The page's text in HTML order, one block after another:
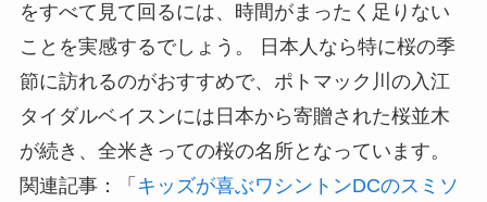
をすべて見て回るには、時間がまったく足りない
ことを実感するでしょう。 日本人なら特に桜の季
節に訪れるのがおすすめで、ポトマック川の入江
タイダルベイスンには日本から寄贈された桜並木
が続き、全米きっての桜の名所となっています。
関連記事：「 キッズが喜ぶワシントンDCのスミソ